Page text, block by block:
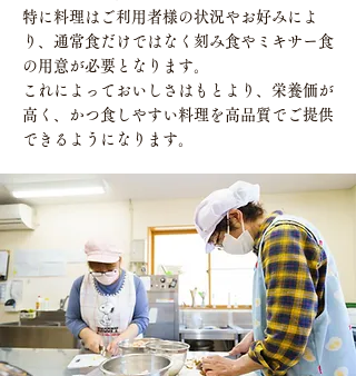
特に料理はご利用者様の状況やお好みによ
り、通常食だけではなく刻み食やミキサー食
の用意が必要となります。
これによっておいしさはもとより、栄養価が
高く、かつ食しやすい料理を高品質でご提供
できるようになります。